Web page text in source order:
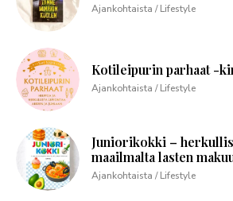
Ajankohtaista / Lifestyle
Kotileipurin parhaat -
Ajankohtaista / Lifestyle
Juniorikokki –
maailmalta lasten
Ajankohtaista / Lifestyle